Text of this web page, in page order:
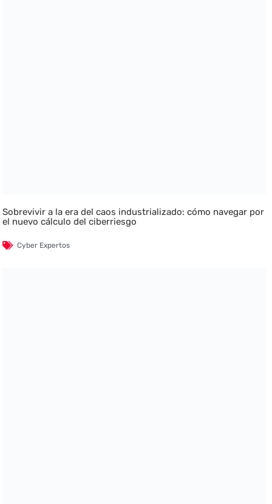
Sobrevivir a la era del caos industrializado: cómo navegar por
el nuevo cálculo del ciberriesgo
Cyber Expertos